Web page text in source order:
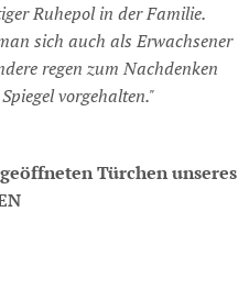
Ruhepol in der Familie.
sich auch als Erwachsener
regen zum Nachdenken
vorgehalten."
Türchen unseres